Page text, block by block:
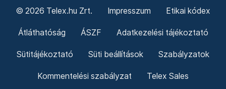
© 2026 Telex.hu Zrt. Impresszum Etikai kódex
Átláthatóság ÁSZF Adatkezelési tájékoztató
Sütitájékoztató Süti beállítások Szabályzatok
Kommentelési szabályzat Telex Sales